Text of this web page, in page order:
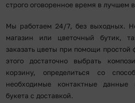
строго оговоренное время в лучшем
Мы работаем 24/7, без выходных.
магазин или цветочный бутик,
заказать цветы при помощи простой
этого достаточно выбрать
корзину, определиться со
необходимые контактные
букета с доставкой.